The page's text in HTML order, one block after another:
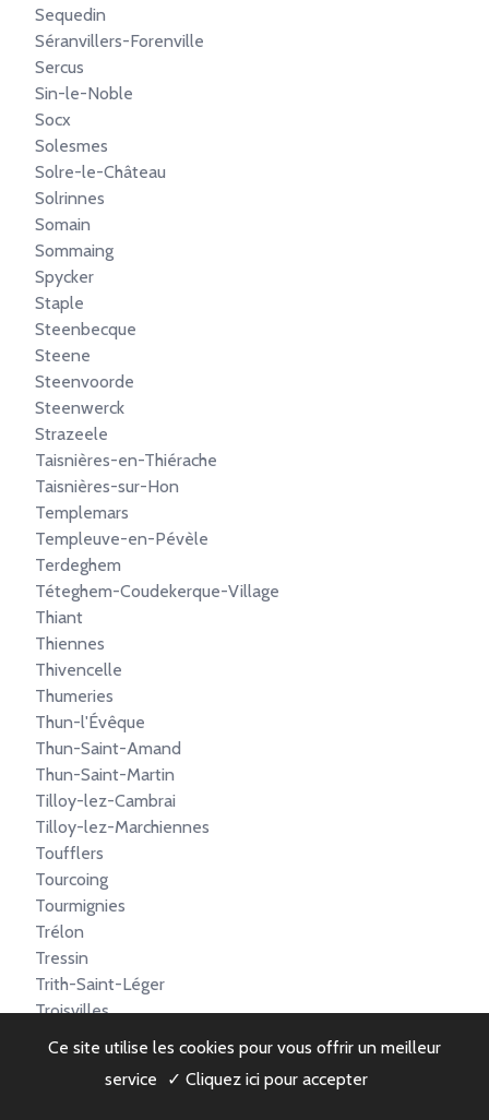
Sequedin
Séranvillers-Forenville
Sercus
Sin-le-Noble
Socx
Solesmes
Solre-le-Château
Solrinnes
Somain
Sommaing
Spycker
Staple
Steenbecque
Steene
Steenvoorde
Steenwerck
Strazeele
Taisnières-en-Thiérache
Taisnières-sur-Hon
Templemars
Templeuve-en-Pévèle
Terdeghem
Téteghem-Coudekerque-Village
Thiant
Thiennes
Thivencelle
Thumeries
Thun-l'Évêque
Thun-Saint-Amand
Thun-Saint-Martin
Tilloy-lez-Cambrai
Tilloy-lez-Marchiennes
Toufflers
Tourcoing
Tourmignies
Trélon
Tressin
Trith-Saint-Léger
Troisvilles
Uxem
Vendegies-au-Bois
Ce site utilise les cookies pour vous offrir un meilleur
service
✓ Cliquez ici pour accepter